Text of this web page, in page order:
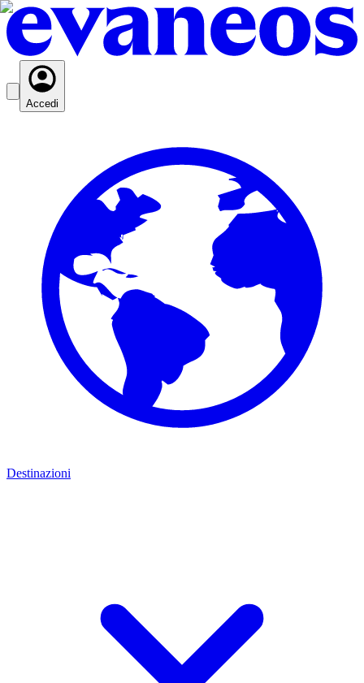
Accedi
Destinazioni